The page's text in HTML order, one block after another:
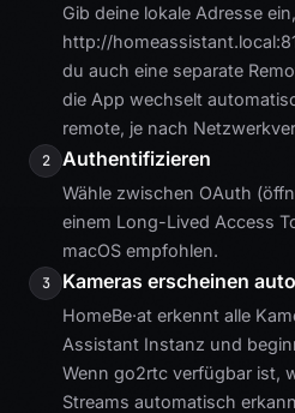
Gib deine lokale Adresse
http://
du auch eine separate
die App wechselt
remote, je nach
2 Authentifizieren
Wähle zwischen OAuth
einem Long-Lived Access
macOS empfohlen.
3 Kameras erscheinen
HomeBe·at erkennt alle
Assistant Instanz und
Wenn go2rtc verfügbar ist,
Streams automatisch